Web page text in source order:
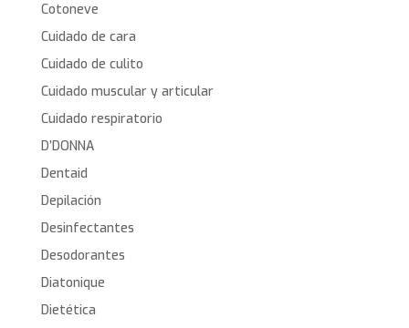
Cotoneve
Cuidado de cara
Cuidado de culito
Cuidado muscular y articular
Cuidado respiratorio
D’DONNA
Dentaid
Depilación
Desinfectantes
Desodorantes
Diatonique
Dietética